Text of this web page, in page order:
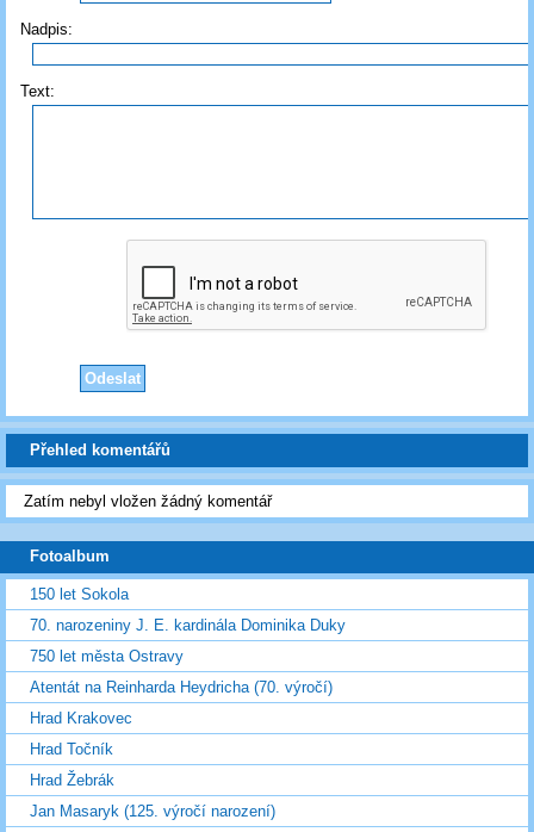
Nadpis:
Text:
Přehled komentářů
Zatím nebyl vložen žádný komentář
Fotoalbum
150 let Sokola
70. narozeniny J. E. kardinála Dominika Duky
750 let města Ostravy
Atentát na Reinharda Heydricha (70. výročí)
Hrad Krakovec
Hrad Točník
Hrad Žebrák
Jan Masaryk (125. výročí narození)